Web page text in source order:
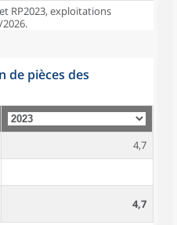
RP2023, exploitations
de pièces des
4,7
4,7